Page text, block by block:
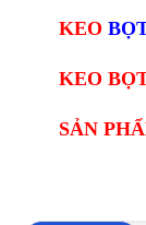
KEO
KEO
SẢN